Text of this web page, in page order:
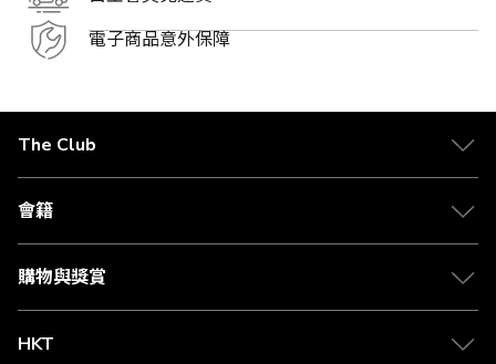
電子商品意外保障
The Club
關於 The Club
合作夥伴
媒體中心
會籍
會籍及專屬禮遇
賺取積分
購物與獎賞
物流與配送
Club Shopping 商品領取站
HKT